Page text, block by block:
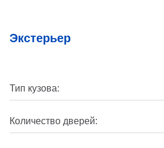
Экстерьер
Тип кузова:
Количество дверей: